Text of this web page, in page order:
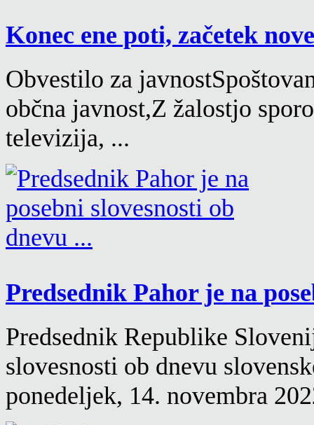
Konec ene poti, začetek
Obvestilo za
občna javnost,Z žalostjo
televizija, ...
Predsednik Pahor je na
Predsednik Republike
slovesnosti ob dnevu
ponedeljek, 14. novembra